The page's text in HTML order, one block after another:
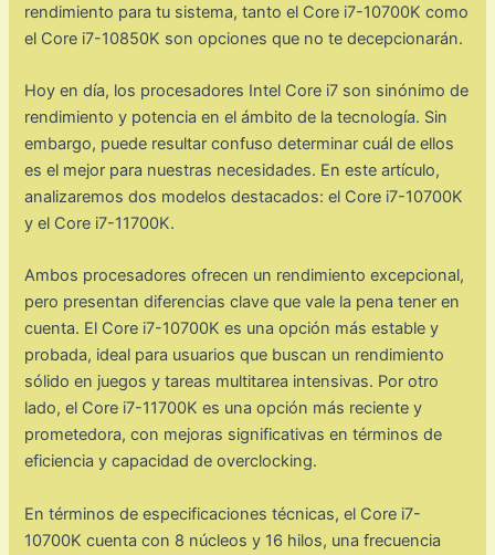
rendimiento para tu sistema, tanto el Core i7-10700K como
el Core i7-10850K son opciones que no te decepcionarán.
Hoy en día, los procesadores Intel Core i7 son sinónimo de
rendimiento y potencia en el ámbito de la tecnología. Sin
embargo, puede resultar confuso determinar cuál de ellos
es el mejor para nuestras necesidades. En este artículo,
analizaremos dos modelos destacados: el Core i7-10700K
y el Core i7-11700K.
Ambos procesadores ofrecen un rendimiento excepcional,
pero presentan diferencias clave que vale la pena tener en
cuenta. El Core i7-10700K es una opción más estable y
probada, ideal para usuarios que buscan un rendimiento
sólido en juegos y tareas multitarea intensivas. Por otro
lado, el Core i7-11700K es una opción más reciente y
prometedora, con mejoras significativas en términos de
eficiencia y capacidad de overclocking.
En términos de especificaciones técnicas, el Core i7-
10700K cuenta con 8 núcleos y 16 hilos, una frecuencia